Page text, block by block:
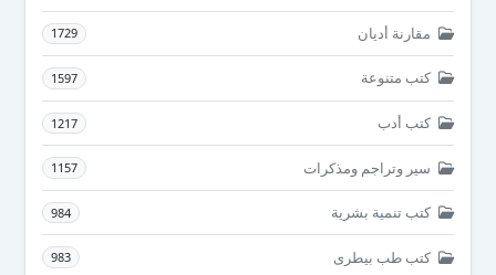
مقارنة أديان 1729
كتب متنوعة 1597
كتب أدب 1217
سير وتراجم ومذكرات 1157
كتب تنمية بشرية 984
كتب طب بيطرى 983